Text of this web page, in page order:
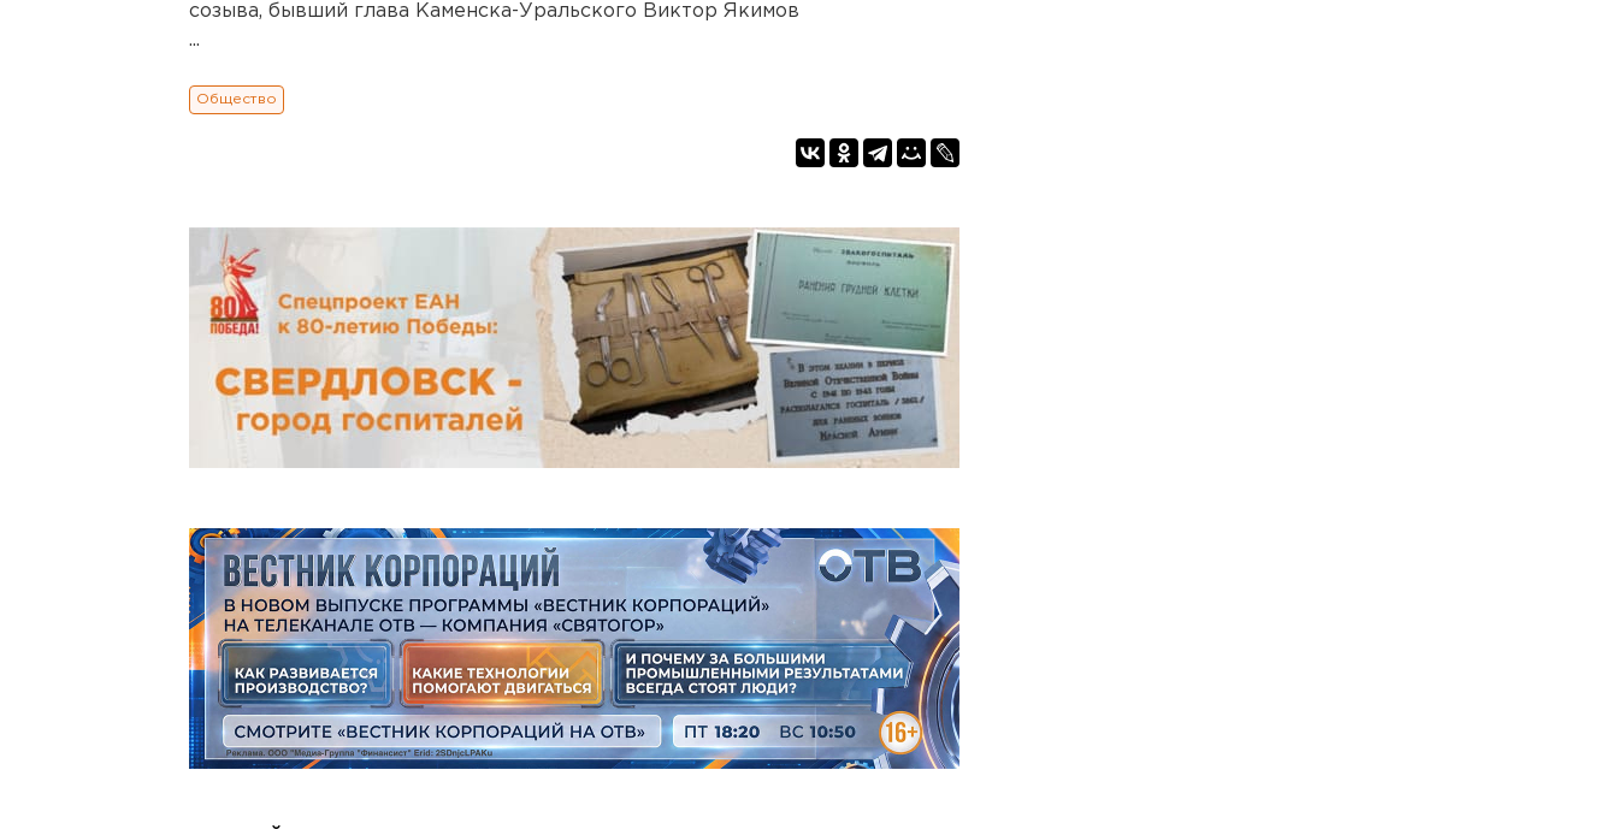
созыва, бывший глава Каменска-Уральского Виктор Якимов
...
Общество